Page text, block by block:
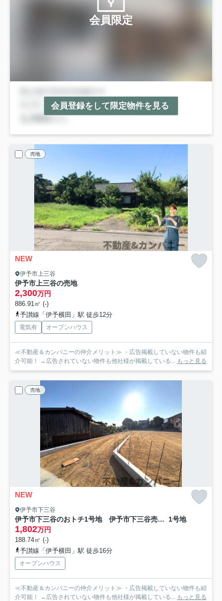
会員限定
会員登録をして限定物件を見る
売地
NEW
伊予市上三谷
伊予市上三谷の売地
2,300万円
886.91㎡ (-)
予讃線「伊予横田」駅 徒歩12分
電気有 オープンハウス
≪不動産＆カンパニーの仲介メリット≫ ・広告掲載していない物件も紹
介可能！ →広告されていない物件も他社様が掲載している...
もっと見る
売地
NEW
伊予市下三谷
伊予市下三谷のおトチ1号地 伊予市下三谷売土地 1号地
1,802万円
188.74㎡ (-)
予讃線「伊予横田」駅 徒歩16分
オープンハウス
≪不動産＆カンパニーの仲介メリット≫ ・広告掲載していない物件も紹
介可能！ →広告されていない物件も他社様が掲載している...
もっと見る